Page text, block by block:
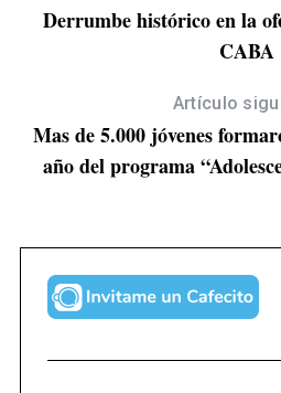
Derrumbe histórico en la
CABA
Artículo
Mas de 5.000 jóvenes
año del programa